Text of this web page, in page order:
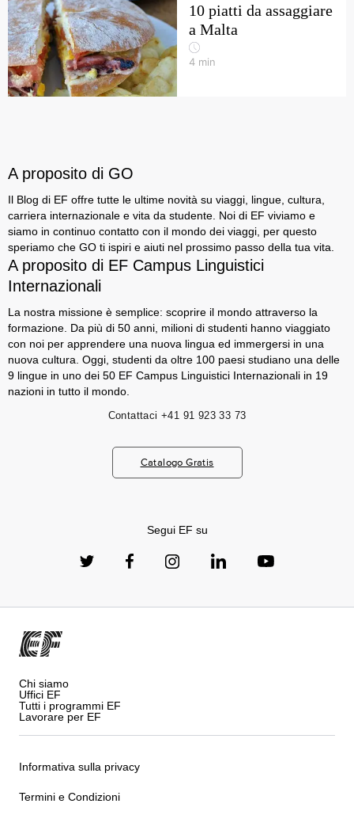
10 piatti da assaggiare
a Malta
4 min
A proposito di GO
Il Blog di EF offre tutte le ultime novità su viaggi, lingue, cultura,
carriera internazionale e vita da studente. Noi di EF viviamo e
siamo in continuo contatto con il mondo dei viaggi, per questo
speriamo che GO ti ispiri e aiuti nel prossimo passo della tua vita.
A proposito di EF Campus Linguistici
Internazionali
La nostra missione è semplice: scoprire il mondo attraverso la
formazione. Da più di 50 anni, milioni di studenti hanno viaggiato
con noi per apprendere una nuova lingua ed immergersi in una
nuova cultura. Oggi, studenti da oltre 100 paesi studiano una delle
9 lingue in uno dei 50 EF Campus Linguistici Internazionali in 19
nazioni in tutto il mondo.
Contattaci +41 91 923 33 73
Catalogo Gratis
Segui EF su
Chi siamo
Uffici EF
Tutti i programmi EF
Lavorare per EF
Informativa sulla privacy
Termini e Condizioni